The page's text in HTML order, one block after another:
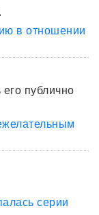
в отношении
публично
серии